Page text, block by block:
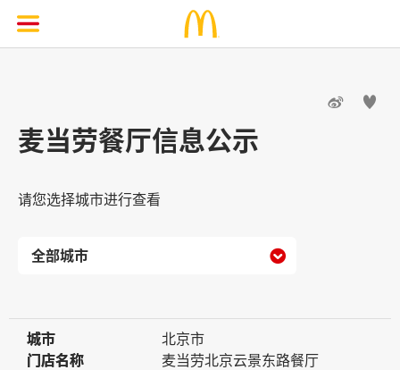
 
麦当劳餐厅信息公示
请您选择城市进行查看

城市
城市
北京市
门店名称
门店名称
麦当劳北京云景东路餐厅